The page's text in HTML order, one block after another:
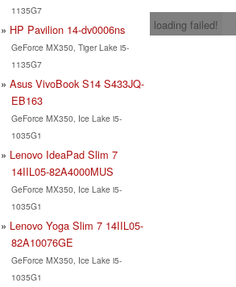
1135G7
HP Pavilion 14-dv0006ns
GeForce MX350, Tiger Lake i5-
1135G7
Asus VivoBook S14 S433JQ-
EB163
GeForce MX350, Ice Lake i5-
1035G1
Lenovo IdeaPad Slim 7
14IIL05-82A4000MUS
GeForce MX350, Ice Lake i5-
1035G1
Lenovo Yoga Slim 7 14IIL05-
82A10076GE
GeForce MX350, Ice Lake i5-
1035G1
loading failed!